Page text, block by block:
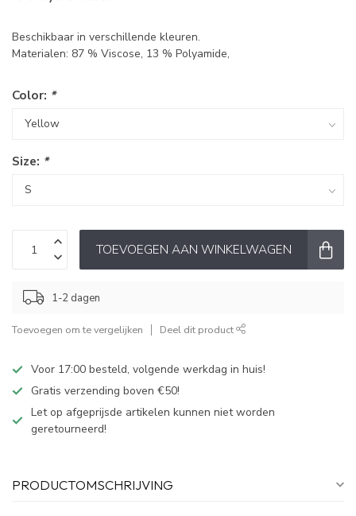
Beschikbaar in verschillende kleuren.
Materialen: 87 % Viscose, 13 % Polyamide,
Color: *
Size: *
TOEVOEGEN AAN WINKELWAGEN
1-2 dagen
Toevoegen om te vergelijken Deel dit product
Voor 17:00 besteld, volgende werkdag in huis!
Gratis verzending boven €50!
Let op afgeprijsde artikelen kunnen niet worden
geretourneerd!
PRODUCTOMSCHRIJVING